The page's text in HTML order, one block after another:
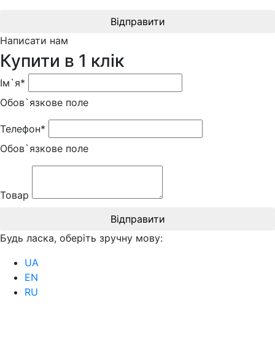
Відправити
Написати нам
Купити в 1 клік
Ім`я*
Обов`язкове поле
Телефон*
Обов`язкове поле
Товар
Відправити
Будь ласка, оберіть зручну мову:
UA
EN
RU